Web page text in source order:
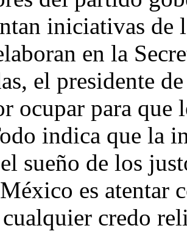
iniciativas de
en la
el presidente
ocupar para que
indica que la
sueño de los
es atentar
credo